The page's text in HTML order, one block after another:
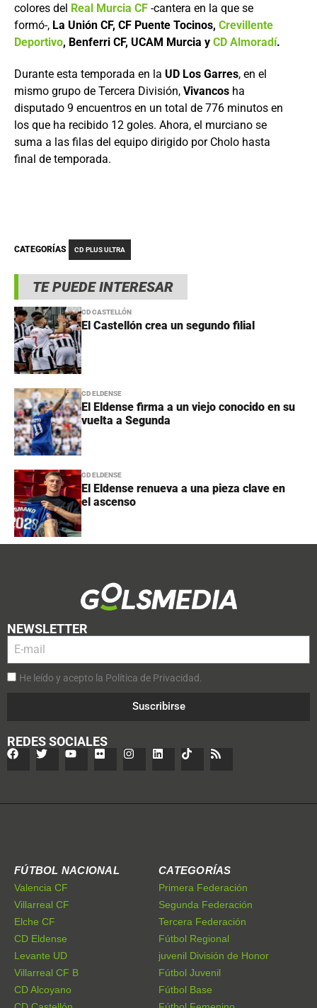
TE PUEDE INTERESAR
CD CASTELLÓN
El Castellón crea un segundo filial
CD ELDENSE
El Eldense firma a un viejo conocido en su
vuelta a Segunda
CD ELDENSE
El Eldense renueva a una pieza clave en
el ascenso
colores del Real Murcia CF -cantera en la que se
formó-, La Unión CF, CF Puente Tocinos, Crevillente
Deportivo, Benferri CF, UCAM Murcia y CD Almoradí.
Durante esta temporada en la UD Los Garres, en el
mismo grupo de Tercera División, Vivancos ha
disputado 9 encuentros en un total de 776 minutos en
los que ha recibido 12 goles. Ahora, el murciano se
suma a las filas del equipo dirigido por Cholo hasta
final de temporada.
CATEGORÍAS CD PLUS ULTRA
NEWSLETTER
He leído y acepto la Política de Privacidad.
Suscribirse
REDES SOCIALES
FÚTBOL NACIONAL
Valencia CF
Villarreal CF
Elche CF
CD Eldense
Levante UD
Villarreal CF B
CD Alcoyano
CATEGORÍAS
Primera Federación
Segunda Federación
Tercera Federación
Fútbol Regional
juvenil División de Honor
Fútbol Juvenil
Fútbol Base